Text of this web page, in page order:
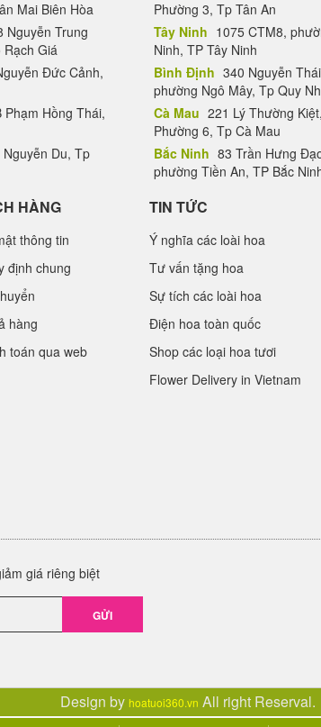
Mai Biên Hòa
Nguyễn Trung
Giá
Đức Cảnh,
Phạm Hồng Thái,
Nguyễn Du, Tp
Phường 3, Tp Tân An
Tây Ninh 1075 CTM8,
Ninh, TP Tây Ninh
Bình Định 340 Nguyễn
phường Ngô Mây, Tp Quy
Cà Mau 221 Lý Thường
Phường 6, Tp Cà Mau
Bắc Ninh 83 Trần Hưng
phường Tiền An, TP Bắc
HÀNG
thông tin
định chung
hàng
toán qua web
TIN TỨC
Ý nghĩa các loài hoa
Tư vấn tặng hoa
Sự tích các loài hoa
Điện hoa toàn quốc
Shop các loại hoa tươi
Flower Delivery in Vietnam
giá riêng biệt
GỬI
Design by hoatuoi360.vn All right Reserval.